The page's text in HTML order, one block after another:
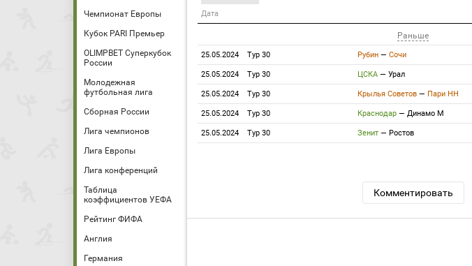
Чемпионат Европы
Кубок PARI Премьер
OLIMPBET Суперкубок
России
Молодежная
футбольная лига
Сборная России
Лига чемпионов
Лига Европы
Лига конференций
Таблица
коэффициентов УЕФА
Рейтинг ФИФА
Англия
Германия
Дата
Раньше
25.05.2024 Тур 30 Рубин — Сочи
25.05.2024 Тур 30 ЦСКА — Урал
25.05.2024 Тур 30 Крылья Советов — Пари НН
25.05.2024 Тур 30 Краснодар — Динамо М
25.05.2024 Тур 30 Зенит — Ростов
Комментировать